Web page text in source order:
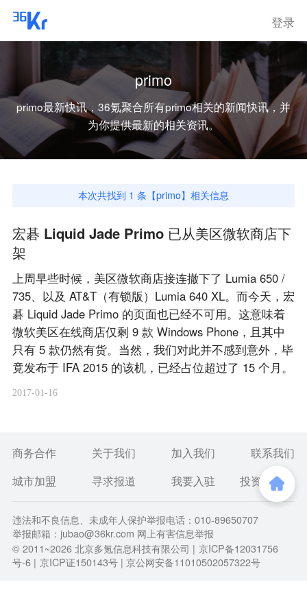
登录
primo
primo最新快讯，36氪聚合所有primo相关的新闻快讯，并
为你提供最新的相关资讯。
本次共找到 1 条【primo】相关信息
宏碁 Liquid Jade Primo 已从美区微软商店下
架
上周早些时候，美区微软商店接连撤下了 Lumia 650 /
735、以及 AT&T（有锁版）Lumia 640 XL。而今天，宏
碁 Liquid Jade Primo 的页面也已经不可用。这意味着
微软美区在线商店仅剩 9 款 Windows Phone，且其中
只有 5 款仍然有货。当然，我们对此并不感到意外，毕
竟发布于 IFA 2015 的该机，已经占位超过了 15 个月。
2017-01-16
商务合作 关于我们 加入我们
联系我们
城市加盟
寻求报道 我要入驻 投资者关系
违法和不良信息、未成年人保护举报电话：010-89650707
举报邮箱：jubao@36kr.com 网上有害信息举报
© 2011~2026北京多氪信息科技有限公司 | 京ICP备12031756
号-6 | 京ICP证150143号 | 京公网安备11010502057322号